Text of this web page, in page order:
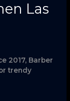
Las
2017, Barber
trendy